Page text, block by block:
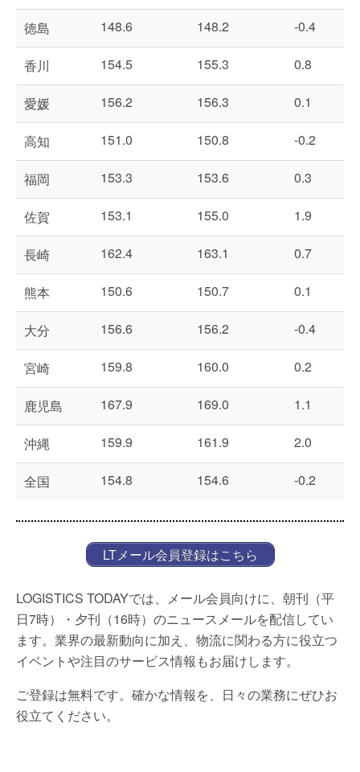
徳島 148.6 148.2 -0.4
香川 154.5 155.3 0.8
愛媛 156.2 156.3 0.1
高知 151.0 150.8 -0.2
福岡 153.3 153.6 0.3
佐賀 153.1 155.0 1.9
長崎 162.4 163.1 0.7
熊本 150.6 150.7 0.1
大分 156.6 156.2 -0.4
宮崎 159.8 160.0 0.2
鹿児島 167.9 169.0 1.1
沖縄 159.9 161.9 2.0
全国 154.8 154.6 -0.2
LTメール会員登録はこちら
LOGISTICS TODAYでは、メール会員向けに、朝刊（平
日7時）・夕刊（16時）のニュースメールを配信してい
ます。業界の最新動向に加え、物流に関わる方に役立つ
イベントや注目のサービス情報もお届けします。
ご登録は無料です。確かな情報を、日々の業務にぜひお
役立てください。